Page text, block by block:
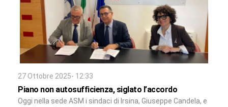
27 Ottobre 2025- 12:33
Piano non autosufficienza, siglato l’accordo
Oggi nella sede ASM i sindaci di Irsina, Giuseppe Candela, e